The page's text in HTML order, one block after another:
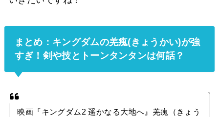
まとめ：キングダムの羌瘣(きょうかい)が強
すぎ！剣や技とトーンタンタンは何話？
映画『キングダム2 遥かなる大地へ』羌瘣（きょう